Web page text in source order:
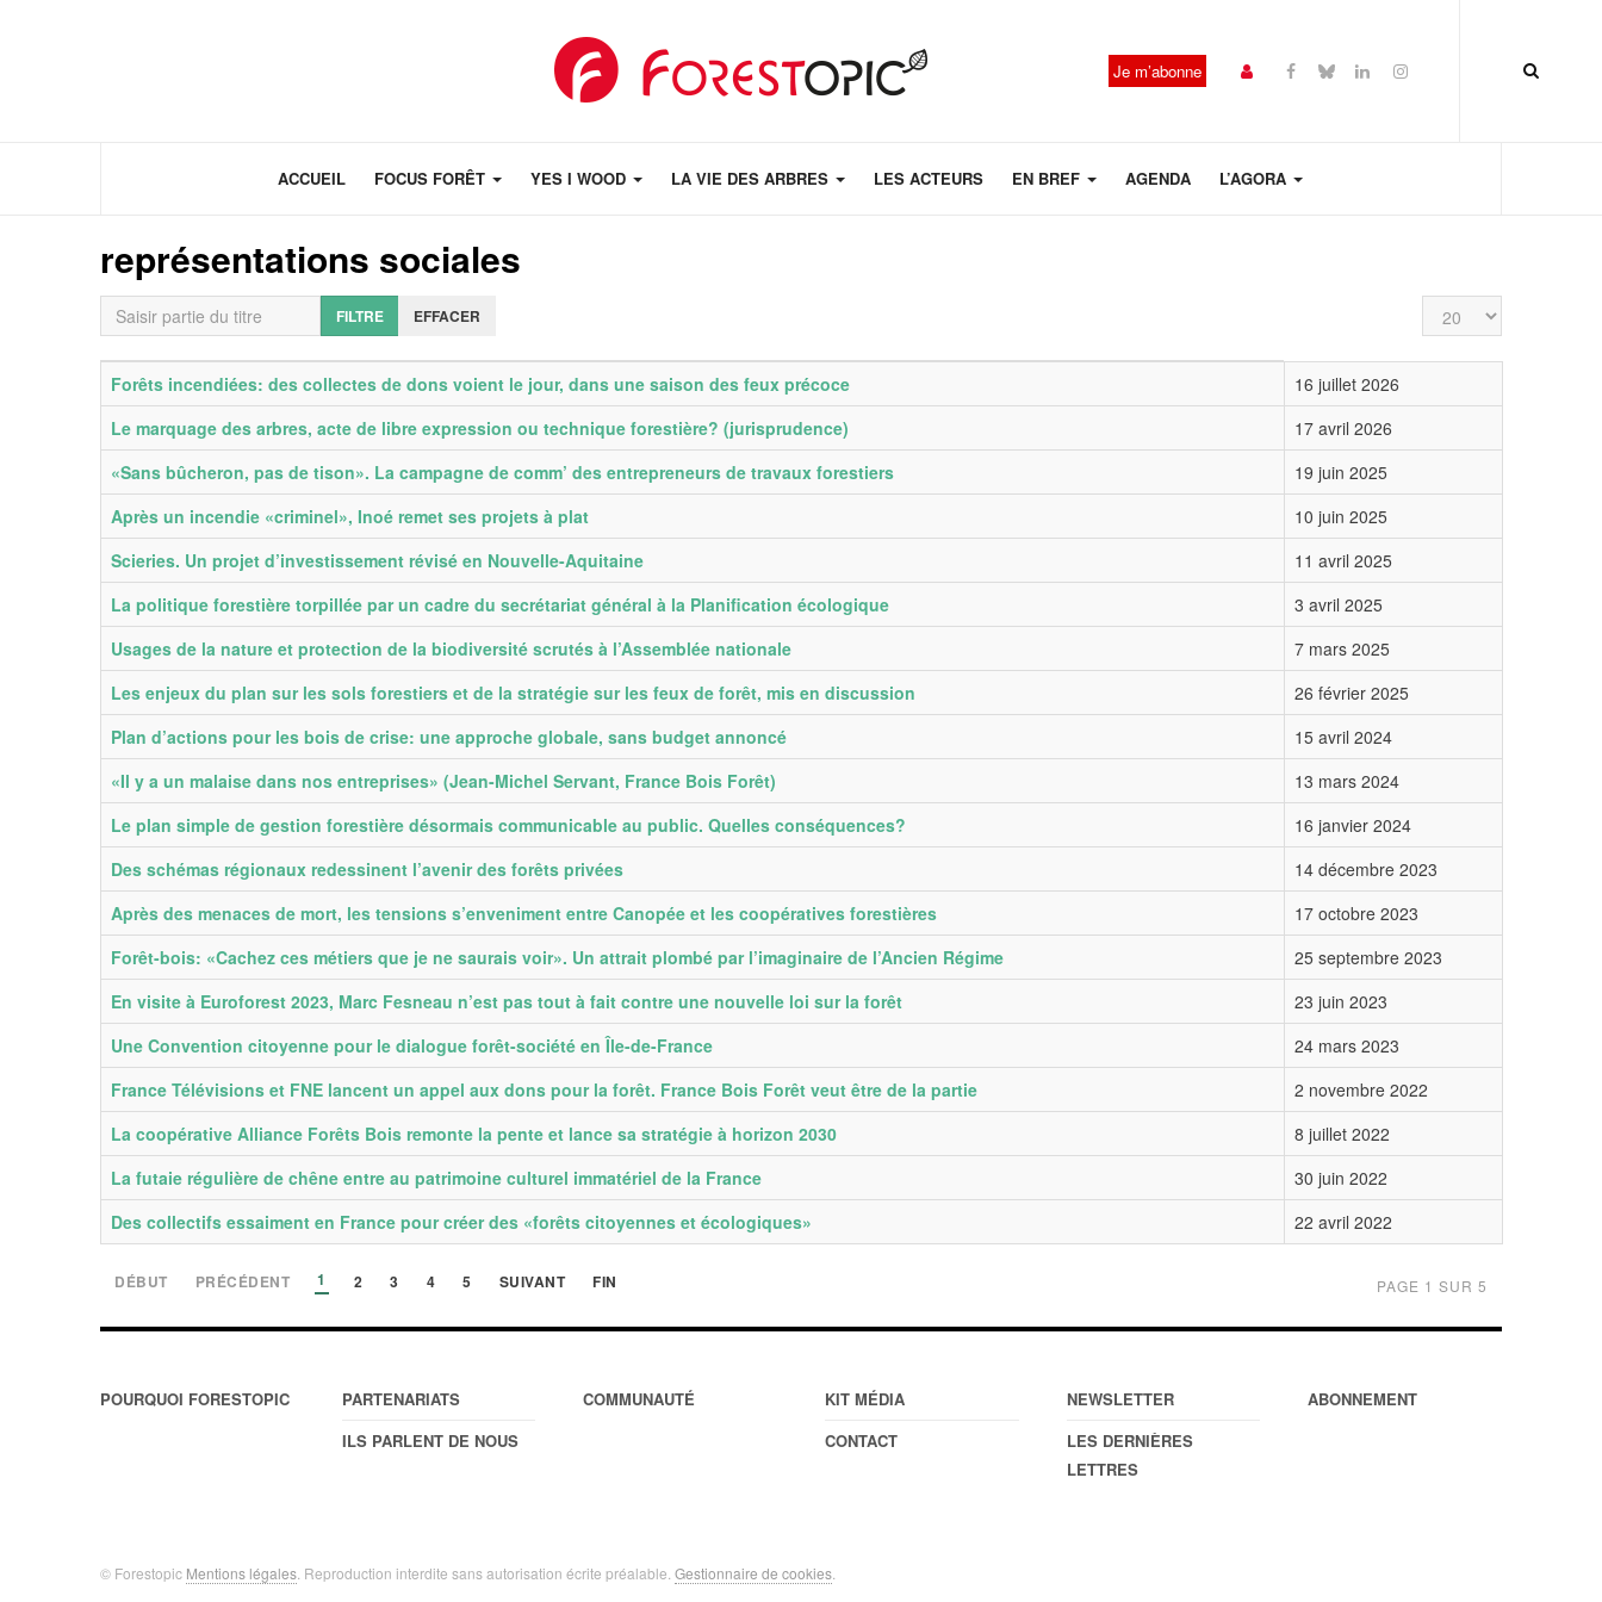
Je m’abonne
ACCUEIL FOCUS FORÊT YES I WOOD LA VIE DES ARBRES LES ACTEURS EN BREF AGENDA L’AGORA
représentations sociales
Saisir partie du titre FILTRE EFFACER Affichage #
Titre Date de publication
Forêts incendiées: des collectes de dons voient le jour, dans une saison des feux précoce
16 juillet 2026
Le marquage des arbres, acte de libre expression ou technique forestière? (jurisprudence)
17 avril 2026
«Sans bûcheron, pas de tison». La campagne de comm’ des entrepreneurs de travaux forestiers
19 juin 2025
Après un incendie «criminel», Inoé remet ses projets à plat
10 juin 2025
Scieries. Un projet d’investissement révisé en Nouvelle-Aquitaine
11 avril 2025
La politique forestière torpillée par un cadre du secrétariat général à la Planification écologique
3 avril 2025
Usages de la nature et protection de la biodiversité scrutés à l’Assemblée nationale
7 mars 2025
Les enjeux du plan sur les sols forestiers et de la stratégie sur les feux de forêt, mis en discussion
26 février 2025
Plan d’actions pour les bois de crise: une approche globale, sans budget annoncé
15 avril 2024
«Il y a un malaise dans nos entreprises» (Jean-Michel Servant, France Bois Forêt)
13 mars 2024
Le plan simple de gestion forestière désormais communicable au public. Quelles conséquences?
16 janvier 2024
Des schémas régionaux redessinent l’avenir des forêts privées
14 décembre 2023
Après des menaces de mort, les tensions s’enveniment entre Canopée et les coopératives forestières
17 octobre 2023
Forêt-bois: «Cachez ces métiers que je ne saurais voir». Un attrait plombé par l’imaginaire de l’Ancien Régime
25 septembre 2023
En visite à Euroforest 2023, Marc Fesneau n’est pas tout à fait contre une nouvelle loi sur la forêt
23 juin 2023
Une Convention citoyenne pour le dialogue forêt-société en Île-de-France
24 mars 2023
France Télévisions et FNE lancent un appel aux dons pour la forêt. France Bois Forêt veut être de la partie
2 novembre 2022
La coopérative Alliance Forêts Bois remonte la pente et lance sa stratégie à horizon 2030
8 juillet 2022
La futaie régulière de chêne entre au patrimoine culturel immatériel de la France
30 juin 2022
Des collectifs essaiment en France pour créer des «forêts citoyennes et écologiques»
22 avril 2022
PAGE 1 SUR 5
DÉBUT PRÉCÉDENT 1 2 3 4 5 SUIVANT FIN
POURQUOI FORESTOPIC
PARTENARIATS
ILS PARLENT DE NOUS
COMMUNAUTÉ
KIT MÉDIA
CONTACT
NEWSLETTER
LES DERNIÈRES
LETTRES
ABONNEMENT
© Forestopic Mentions légales . Reproduction interdite sans autorisation écrite préalable. Gestionnaire de cookies